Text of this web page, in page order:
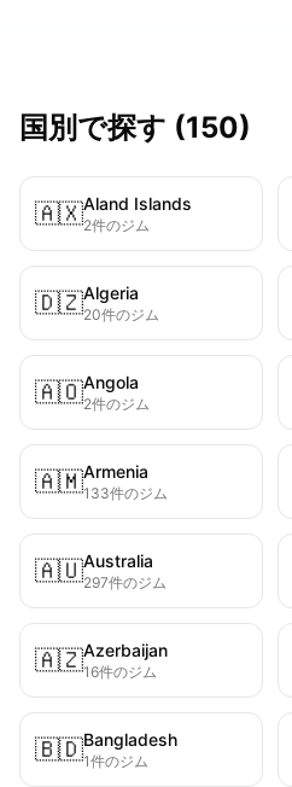
国別で探す (150)
🇦🇽Aland Islands
2件のジム
🇩🇿Algeria
20件のジム
🇦🇴Angola
2件のジム
🇦🇲Armenia
133件のジム
🇦🇺Australia
297件のジム
🇦🇿Azerbaijan
16件のジム
🇧🇩Bangladesh
1件のジム